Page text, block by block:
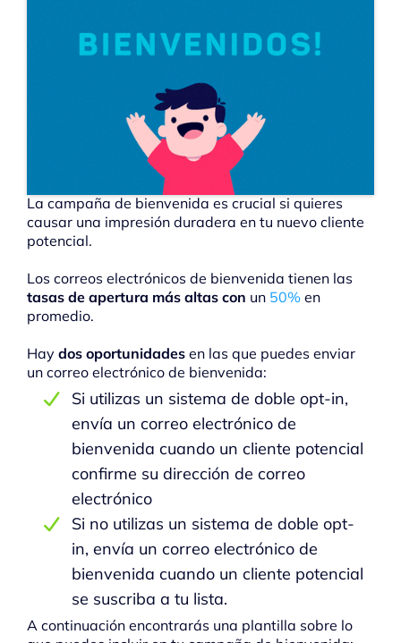
La campaña de bienvenida es crucial si quieres
causar una impresión duradera en tu nuevo cliente
potencial.
Los correos electrónicos de bienvenida tienen las
tasas de apertura más altas con un 50% en
promedio.
Hay dos oportunidades en las que puedes enviar
un correo electrónico de bienvenida:
Si utilizas un sistema de doble opt-in,
envía un correo electrónico de
bienvenida cuando un cliente potencial
confirme su dirección de correo
electrónico
Si no utilizas un sistema de doble opt-
in, envía un correo electrónico de
bienvenida cuando un cliente potencial
se suscriba a tu lista.
A continuación encontrarás una plantilla sobre lo